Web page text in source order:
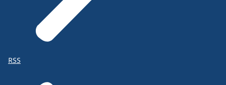
RSS